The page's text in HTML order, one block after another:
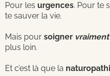
Pour les urgences. Pour te
te sauver la vie.
Mais pour soigner vraiment
plus loin.
Et c’est là que la